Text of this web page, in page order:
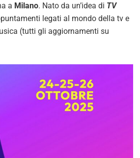
a Milano. Nato da un’idea di TV
legati al mondo della tv e
(tutti gli aggiornamenti su